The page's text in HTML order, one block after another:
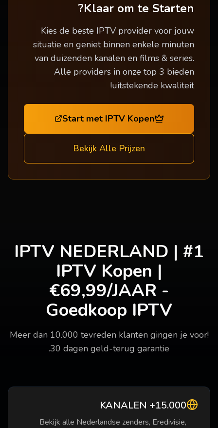
Klaar om te Starten?
Kies de beste IPTV provider voor jouw
situatie en geniet binnen enkele minuten
van duizenden kanalen en films & series.
Alle providers in onze top 3 bieden
uitstekende kwaliteit!
Start met IPTV Kopen
Bekijk Alle Prijzen
#1 IPTV NEDERLAND |
IPTV Kopen |
€69,99/JAAR -
Goedkoop IPTV
Meer dan 10.000 tevreden klanten gingen je voor!
30 dagen geld-terug garantie.
15.000+ KANALEN
Bekijk alle Nederlandse zenders, Eredivisie,